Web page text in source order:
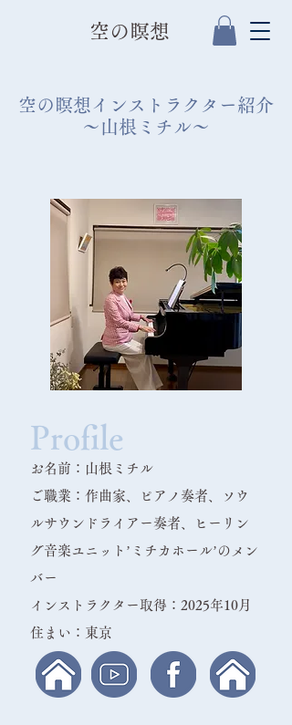
​空の瞑想
空の瞑想インストラクター紹介
​〜山根ミチル〜
お名前：山根ミチル
ご職業：作曲家、ピアノ奏者、ソウ
ルサウンドライアー奏者、ヒーリン
グ音楽ユニット’ミチカホール’のメン
バー
​インストラクター取得：2025年10月​
​住まい：東京
Profile